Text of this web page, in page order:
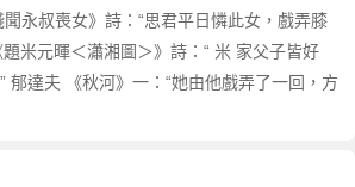
永叔喪女》詩：“思君平日憐此女，戲弄膝
米元暉＜瀟湘圖＞》詩：“ 米 家父子皆好
郁達夫 《秋河》一：“她由他戲弄了一回，方